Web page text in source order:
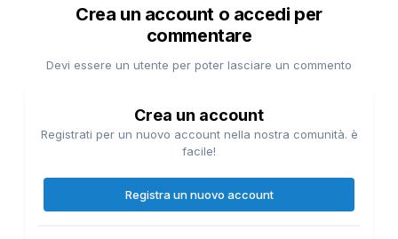
Crea un account o accedi per
commentare
Devi essere un utente per poter lasciare un commento
Crea un account
Registrati per un nuovo account nella nostra comunità. è
facile!
Registra un nuovo account